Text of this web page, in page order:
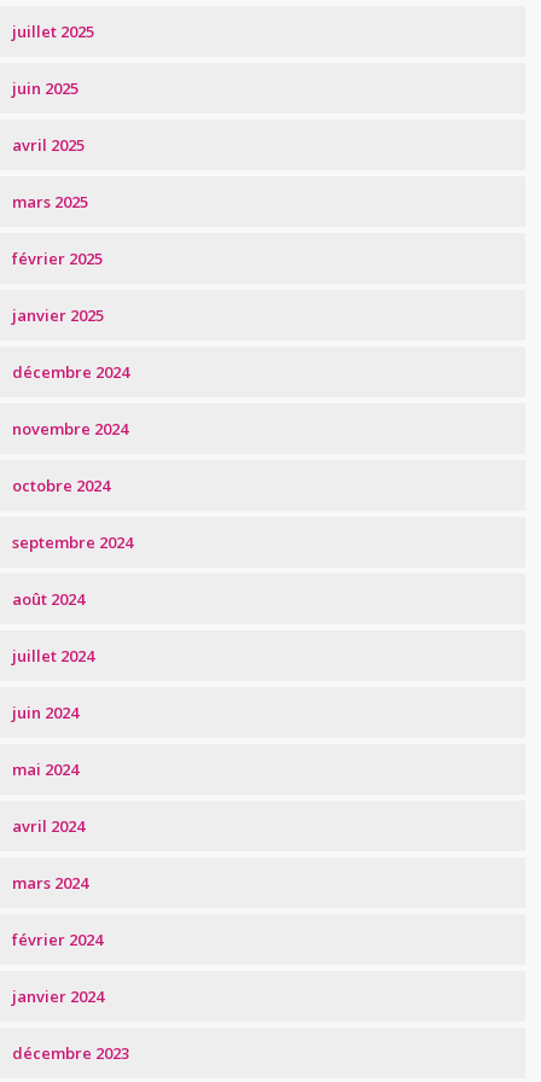
juillet 2025
juin 2025
avril 2025
mars 2025
février 2025
janvier 2025
décembre 2024
novembre 2024
octobre 2024
septembre 2024
août 2024
juillet 2024
juin 2024
mai 2024
avril 2024
mars 2024
février 2024
janvier 2024
décembre 2023